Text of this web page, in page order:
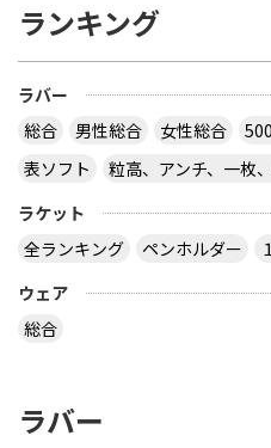
ランキング
ラバー
総合
男性総合 女性総合
表ソフト
粒高、アンチ、一枚
ラケット
全ランキング
ペンホルダー
ウェア
総合
ラバー